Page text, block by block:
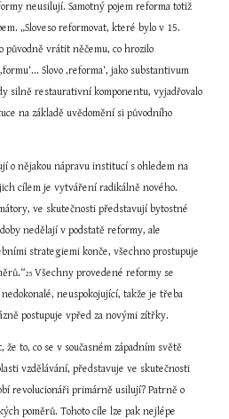
neusilují. Samotný pojem reforma totiž
„Sloveso reformovat, které bylo v 15.
původně vrátit něčemu, co hrozilo
Slovo ‚reforma‘, jako substantivum
silně restaurativní komponentu, vyjadřovalo
na základě uvědomění si původního
o nějakou nápravu institucí s ohledem na
cílem je vytváření radikálně nového.
ve skutečnosti představují bytostné
nedělají v podstatě reformy, ale
strategiemi konče, všechno prostupuje
25 Všechny provedené reformy se
neuspokojující, takže je třeba
postupuje vpřed za novými zítřky.
to, co se v současném západním světě
vzdělávání, představuje ve skutečnosti
revolucionáři primárně usilují? Patrně o
poměrů. Tohoto cíle lze pak nejlépe